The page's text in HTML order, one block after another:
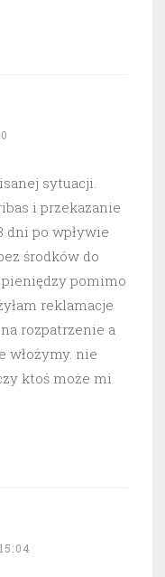
sytuacji.
i przekazanie
po wpływie
środków do
pieniędzy pomimo
reklamacje
rozpatrzenie a
włożymy. nie
ktoś może mi